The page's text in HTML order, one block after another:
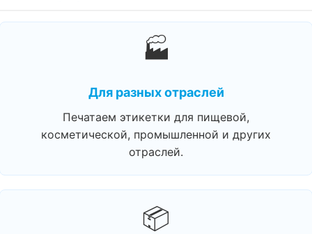
🏭
Для разных отраслей
Печатаем этикетки для пищевой,
косметической, промышленной и других
отраслей.
📦